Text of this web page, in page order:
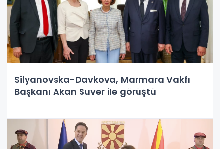
Silyanovska-Davkova, Marmara Vakfı
Başkanı Akan Suver ile görüştü